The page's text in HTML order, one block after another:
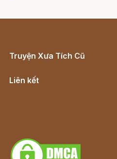
Truyện Xưa Tích Cũ
Liên kết